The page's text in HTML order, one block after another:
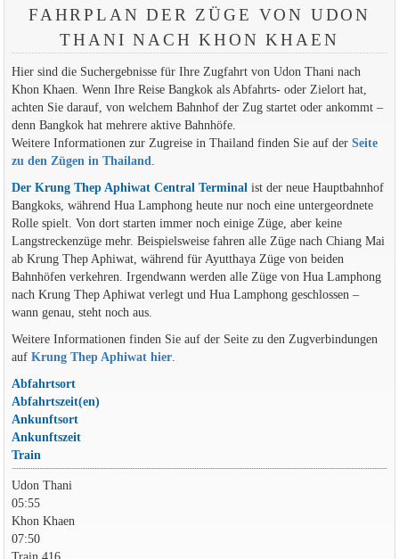
FAHRPLAN DER ZÜGE VON UDON
THANI NACH KHON KHAEN
Hier sind die Suchergebnisse für Ihre Zugfahrt von Udon Thani nach
Khon Khaen. Wenn Ihre Reise Bangkok als Abfahrts- oder Zielort hat,
achten Sie darauf, von welchem Bahnhof der Zug startet oder ankommt –
denn Bangkok hat mehrere aktive Bahnhöfe.
Weitere Informationen zur Zugreise in Thailand finden Sie auf der Seite
zu den Zügen in Thailand.
Der Krung Thep Aphiwat Central Terminalist der neue Hauptbahnhof
Bangkoks, während Hua Lamphong heute nur noch eine untergeordnete
Rolle spielt. Von dort starten immer noch einige Züge, aber keine
Langstreckenzüge mehr. Beispielsweise fahren alle Züge nach Chiang Mai
ab Krung Thep Aphiwat, während für Ayutthaya Züge von beiden
Bahnhöfen verkehren. Irgendwann werden alle Züge von Hua Lamphong
nach Krung Thep Aphiwat verlegt und Hua Lamphong geschlossen –
wann genau, steht noch aus.
Weitere Informationen finden Sie auf der Seite zu den Zugverbindungen
auf Krung Thep Aphiwat hier.
Abfahrtsort
Abfahrtszeit(en)
Ankunftsort
Ankunftszeit
Train
Udon Thani
05:55
Khon Khaen
07:50
Train 416